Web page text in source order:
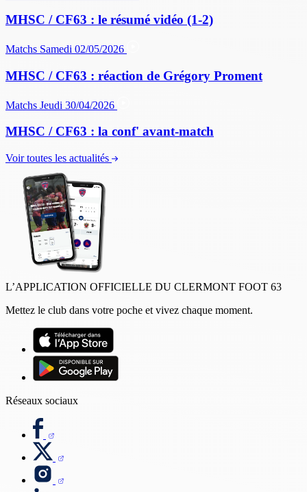
MHSC / CF63 : le résumé vidéo (1-2)
Matchs Samedi 02/05/2026
MHSC / CF63 : réaction de Grégory Proment
Matchs Jeudi 30/04/2026
MHSC / CF63 : la conf' avant-match
Voir toutes les actualités
L’APPLICATION OFFICIELLE DU CLERMONT FOOT 63
Mettez le club dans votre poche et vivez chaque moment.
Réseaux sociaux